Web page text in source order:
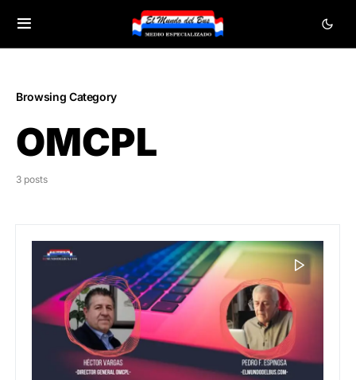
Browsing Category
OMCPL
3 posts